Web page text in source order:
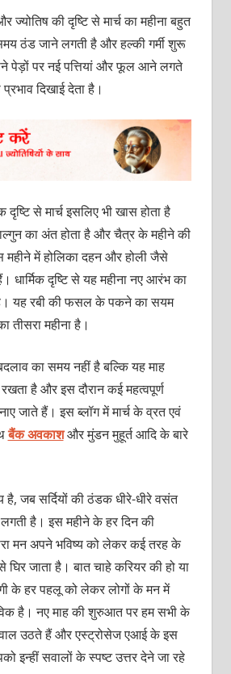
ज्‍योतिष की दृष्टि से मार्च का महीना बहुत
ठंड जाने लगती है और हल्‍की गर्मी शुरू
पेड़ों पर नई पत्तियां और फूल आने लगते
दिखाई देता है।
दृष्टि से मार्च इसलिए भी खास होता है
का अंत होता है और चैत्र के महीने की
में होलिका दहन और होली जैसे
धार्मिक दृष्टि से यह महीना नए आरंभ का
है। यह रबी की फसल के पकने का सयम
तीसरा महीना है।
का समय नहीं है बल्कि यह माह
है और इस दौरान कई महत्‍वपूर्ण
जाते हैं। इस ब्‍लॉग में मार्च के व्रत एवं
बैंक अवकाशऔर मुंडन मुहूर्त आदि के बारे
है, जब सर्दियों की ठंडक धीरे-धीरे वसंत
है। इस महीने के हर दिन की
मन अपने भविष्‍य को लेकर कई तरह के
घिर जाता है। बात चाहे करियर की हो या
के हर पहलू को लेकर लोगों के मन में
है। नए माह की शुरुआत पर हम सभी के
उठते हैं और एस्‍ट्रोसेज एआई के इस
इन्‍हीं सवालों के स्‍पष्‍ट उत्तर देने जा रहे